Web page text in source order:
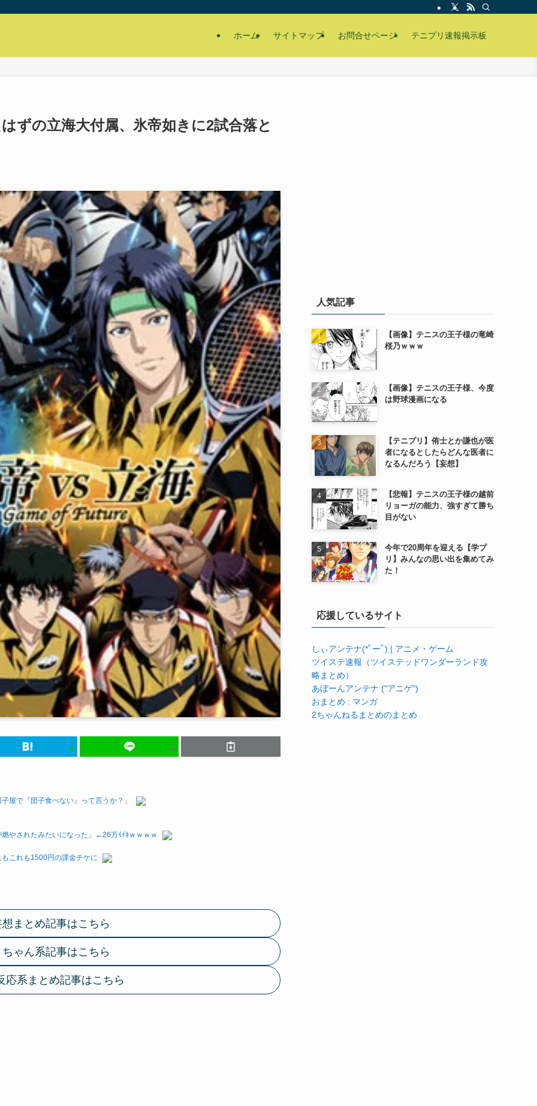
ホーム サイトマップ お問合せページ テニプリ速報掲示板
ずの立海大付属、氷帝如きに2試合落と
屋で『団子食べない』って言うか？」
やされたみたいになった」←26万ｲｲﾈｗｗｗｗ
これも1500円の課金チケに
まとめ記事はこちら
ゃん系記事はこちら
応系まとめ記事はこちら
人気記事
【画像】テニスの王子様の竜崎
桜乃ｗｗｗ
【画像】テニスの王子様、今度
は野球漫画になる
【テニプリ】侑士とか謙也が医
者になるとしたらどんな医者に
なるんだろう【妄想】
【悲報】テニスの王子様の越前
リョーガの能力、強すぎて勝ち
目がない
今年で20周年を迎える【学プ
リ】みんなの思い出を集めてみ
た！
応援しているサイト
しぃアンテナ(*ﾟーﾟ) | アニメ・ゲーム
ツイステ速報（ツイステッドワンダーランド攻
略まとめ）
あぼーんアンテナ ("アニゲ")
おまとめ : マンガ
2ちゃんねるまとめのまとめ